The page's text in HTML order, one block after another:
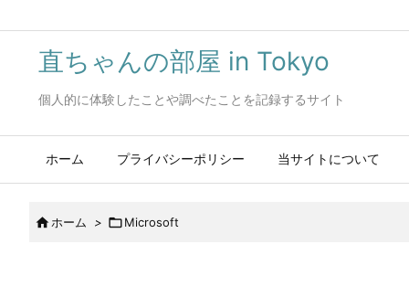
直ちゃんの部屋 in Tokyo
個人的に体験したことや調べたことを記録するサイト
ホーム プライバシーポリシー 当サイトについて
 ホーム > Microsoft